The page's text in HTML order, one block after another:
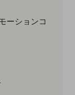
ーションコ